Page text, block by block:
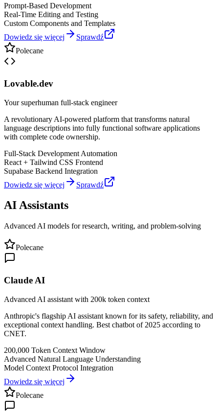
Prompt-Based Development
Real-Time Editing and Testing
Custom Components and Templates
Dowiedz się więcej
Sprawdź
Polecane
Lovable.dev
Your superhuman full-stack engineer
A revolutionary AI-powered platform that transforms natural
language descriptions into fully functional software applications
with complete code ownership.
Full-Stack Development Automation
React + Tailwind CSS Frontend
Supabase Backend Integration
Dowiedz się więcej
Sprawdź
AI Assistants
Advanced AI models for research, writing, and problem-solving
Polecane
Claude AI
Advanced AI assistant with 200k token context
Anthropic's flagship AI assistant known for its safety, reliability, and
exceptional context handling. Best chatbot of 2025 according to
CNET.
200,000 Token Context Window
Advanced Natural Language Understanding
Model Context Protocol Integration
Dowiedz się więcej
Polecane